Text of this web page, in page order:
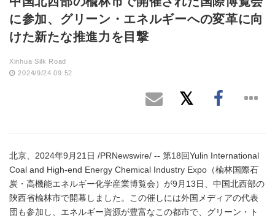
に参加、グリーン・エネルギーへの変革に向
けた新たな推進力を目撃
Xinhua Silk Road
2024/9/24 09:52
北京、2024年9月21日 /PRNewswire/ -- 第18回Yulin International
Coal and High-end Energy Chemical Industry Expo（楡林国際石
炭・高機能エネルギー化学産業博覧会）が9月13日、中国北西部の
陝西省楡林市で開幕しました。この催しには外国メディアの代表
団も参加し、エネルギー資源が豊富なこの都市で、グリーン・ト